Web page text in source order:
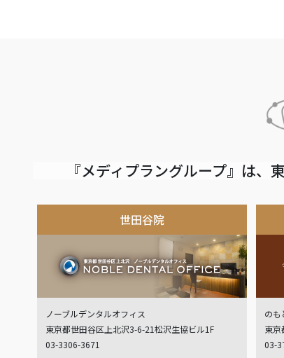
『メディプラングループ』は、
世田谷院
ノーブルデンタルオフィス
東京都世田谷区上北沢3-6-21松沢生協ビル1F
03-3306-3671
のも
東京
03-